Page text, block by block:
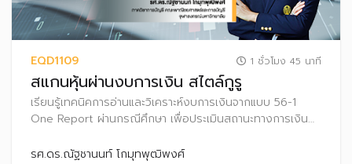
EQD1109 1 ชั่วโมง 45 นาที
สแกนหุ้นผ่านงบการเงิน สไตล์กูรู
เรียนรู้เทคนิคการอ่านและวิเคราะห์งบการเงินจากแบบ 56-1
One Report ผ่านกรณีศึกษา เพื่อประเมินสถานะทางการเงิน
รศ.ดร.ณัฐชานนท์ โกมุทพุฒิพงศ์